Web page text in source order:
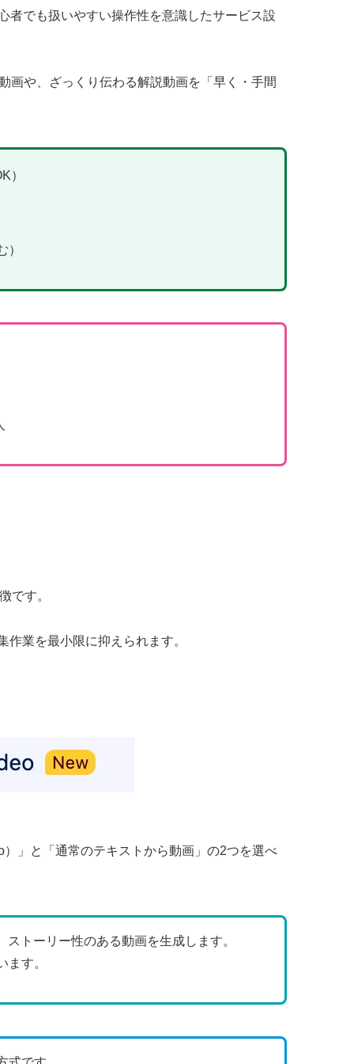
者でも扱いやすい操作性を意識したサービス設
画や、ざっくり伝わる解説動画を「早く・手間
）
です。
業を最小限に抑えられます。
」と「通常のテキストから動画」の2つを選べ
トーリー性のある動画を生成します。
ます。